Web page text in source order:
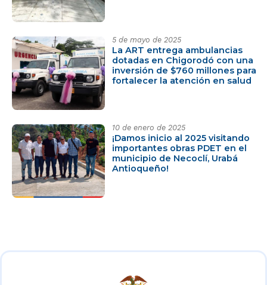
5 de mayo de 2025
La ART entrega ambulancias
dotadas en Chigorodó con una
inversión de $760 millones para
fortalecer la atención en salud
10 de enero de 2025
¡Damos inicio al 2025 visitando
importantes obras PDET en el
municipio de Necoclí, Urabá
Antioqueño!